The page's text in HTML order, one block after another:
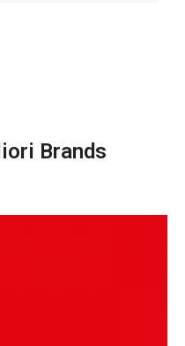
Brands